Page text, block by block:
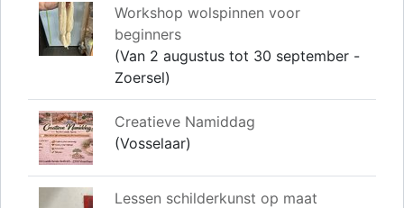
Workshop wolspinnen voor
beginners
(Van 2 augustus tot 30 september -
Zoersel)
Creatieve Namiddag
(Vosselaar)
Lessen schilderkunst op maat